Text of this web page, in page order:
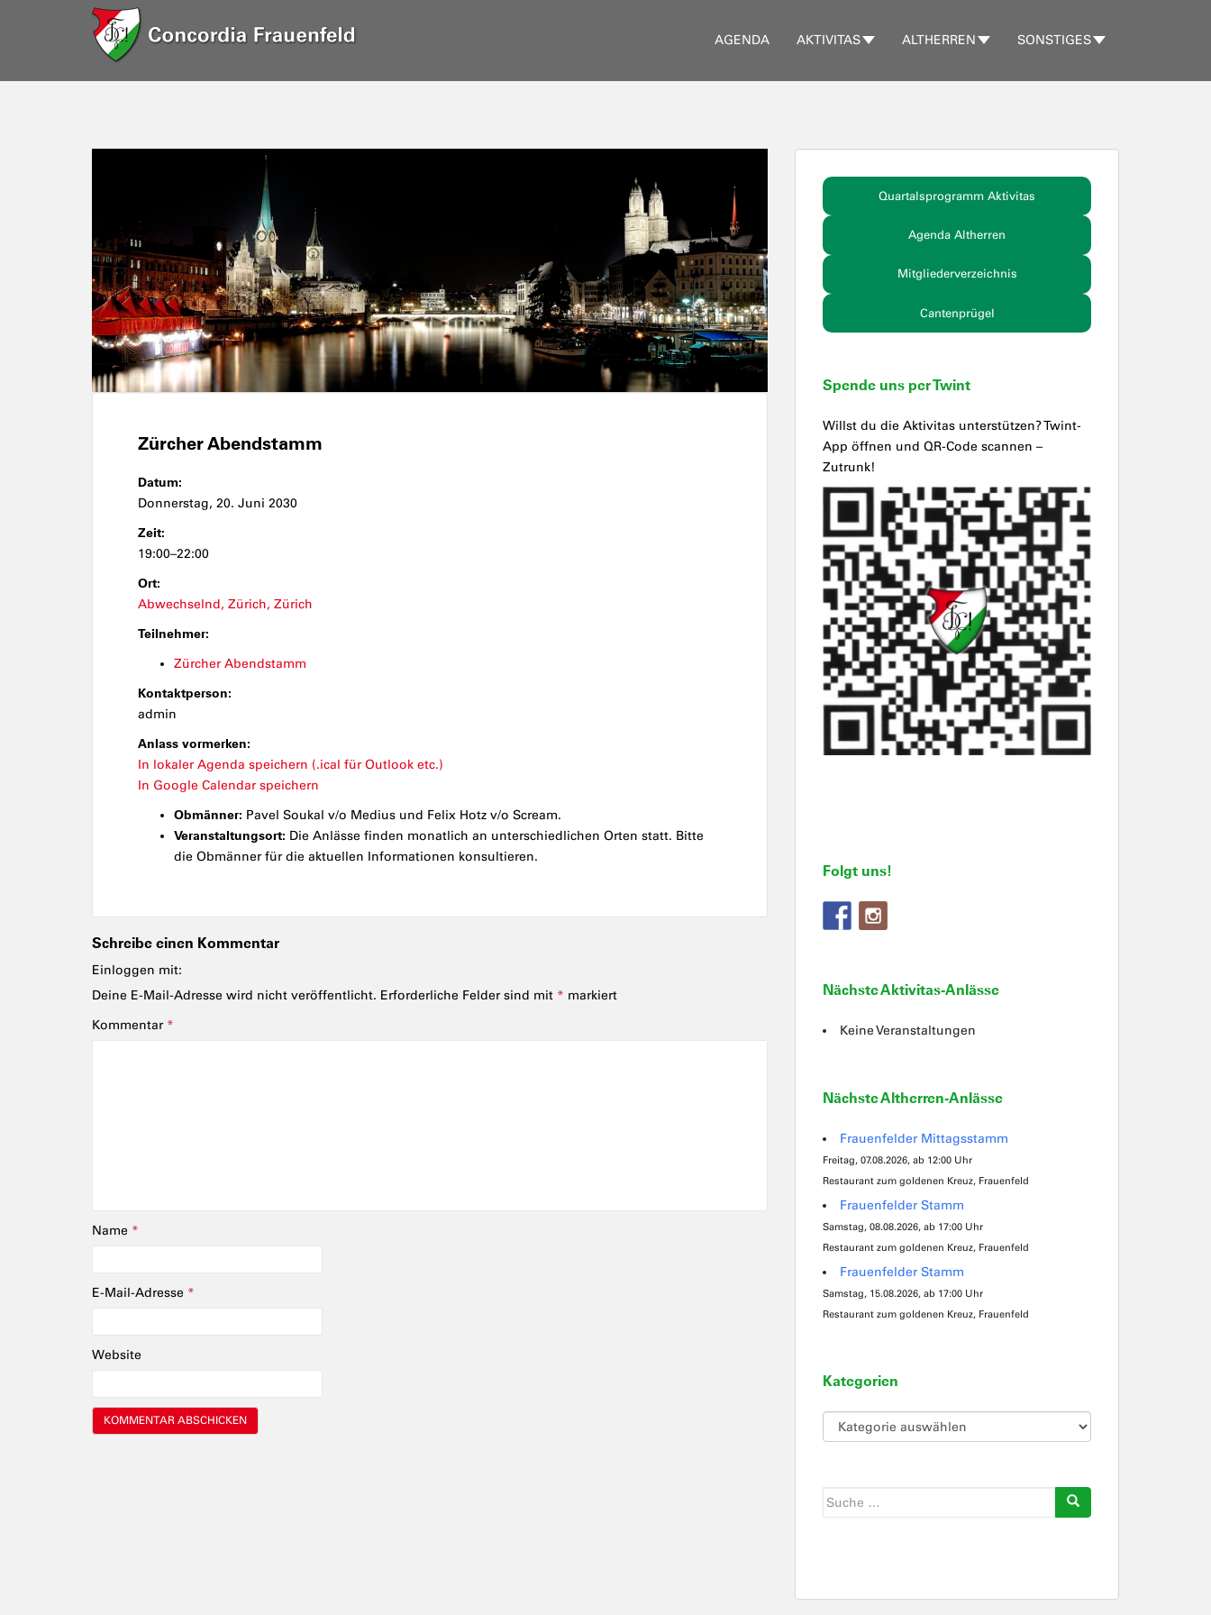
AGENDA AKTIVITAS ALTHERREN SONSTIGES
Zürcher Abendstamm
Datum:
Donnerstag, 20. Juni 2030
Zeit:
19:00–22:00
Ort:
Abwechselnd, Zürich, Zürich
Teilnehmer:
Zürcher Abendstamm
Kontaktperson:
admin
Anlass vormerken:
In lokaler Agenda speichern (.ical für Outlook etc.)
In Google Calendar speichern
Obmänner: Pavel Soukal v/o Medius und Felix Hotz v/o Scream.
Veranstaltungsort: Die Anlässe finden monatlich an unterschiedlichen Orten statt. Bitte
die Obmänner für die aktuellen Informationen konsultieren.
Schreibe einen Kommentar
Einloggen mit:
Deine E-Mail-Adresse wird nicht veröffentlicht. Erforderliche Felder sind mit * markiert
Kommentar *
Name *
E-Mail-Adresse *
Website
Quartalsprogramm Aktivitas
Agenda Altherren
Mitgliederverzeichnis
Cantenprügel
Spende uns per Twint
Willst du die Aktivitas unterstützen? Twint-
App öffnen und QR-Code scannen –
Zutrunk!
Folgt uns!
Nächste Aktivitas-Anlässe
Keine Veranstaltungen
Nächste Altherren-Anlässe
Frauenfelder Mittagsstamm
Freitag, 07.08.2026, ab 12:00 Uhr
Restaurant zum goldenen Kreuz, Frauenfeld
Frauenfelder Stamm
Samstag, 08.08.2026, ab 17:00 Uhr
Restaurant zum goldenen Kreuz, Frauenfeld
Frauenfelder Stamm
Samstag, 15.08.2026, ab 17:00 Uhr
Restaurant zum goldenen Kreuz, Frauenfeld
Kategorien
Kategorien
Suche